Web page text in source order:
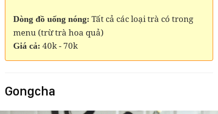
Dòng đồ uống nóng: Tất cả các loại trà có trong
menu (trừ trà hoa quả)
Giá cả: 40k - 70k
Gongcha